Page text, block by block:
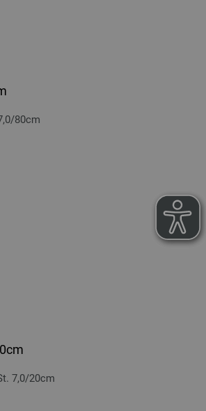
80cm
7,0/20cm